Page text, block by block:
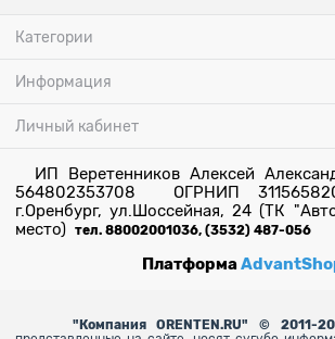
Категории
Информация
Личный кабинет
ИП Веретенников Алексей
564802353708 ОГРНИП
г.Оренбург, ул.Шоссейная, 24 (ТК
место) тел. 88002001036, (3532) 487-056
Платформа
" Компания ORENTEN.RU" © 2011-